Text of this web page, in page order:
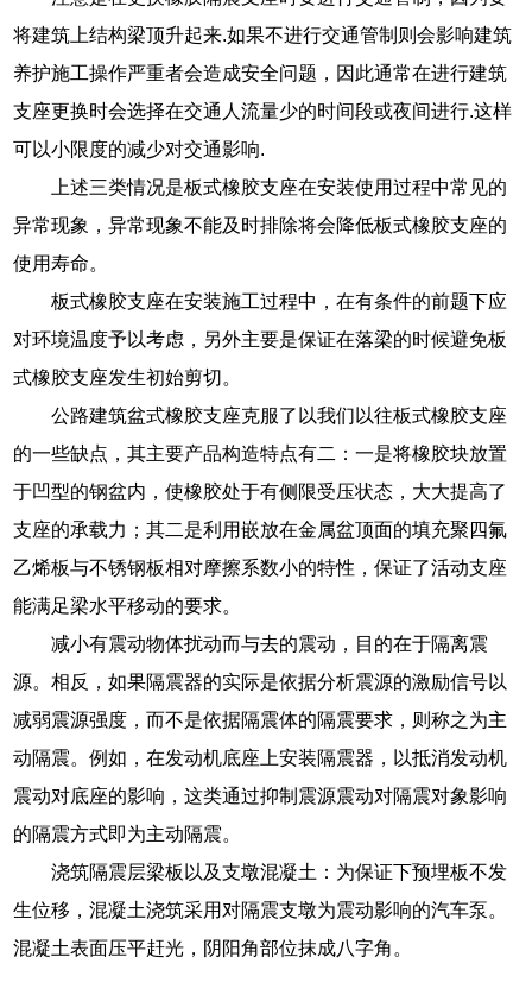
将建筑上结构梁顶升起来.如果不进行交通管制则会影响建筑
养护施工操作严重者会造成安全问题，因此通常在进行建筑
支座更换时会选择在交通人流量少的时间段或夜间进行.这样
可以小限度的减少对交通影响.
上述三类情况是板式橡胶支座在安装使用过程中常见的
异常现象，异常现象不能及时排除将会降低板式橡胶支座的
使用寿命。
板式橡胶支座在安装施工过程中，在有条件的前题下应
对环境温度予以考虑，另外主要是保证在落梁的时候避免板
式橡胶支座发生初始剪切。
公路建筑盆式橡胶支座克服了以我们以往板式橡胶支座
的一些缺点，其主要产品构造特点有二：一是将橡胶块放置
于凹型的钢盆内，使橡胶处于有侧限受压状态，大大提高了
支座的承载力；其二是利用嵌放在金属盆顶面的填充聚四氟
乙烯板与不锈钢板相对摩擦系数小的特性，保证了活动支座
能满足梁水平移动的要求。
减小有震动物体扰动而与去的震动，目的在于隔离震
源。相反，如果隔震器的实际是依据分析震源的激励信号以
减弱震源强度，而不是依据隔震体的隔震要求，则称之为主
动隔震。例如，在发动机底座上安装隔震器，以抵消发动机
震动对底座的影响，这类通过抑制震源震动对隔震对象影响
的隔震方式即为主动隔震。
浇筑隔震层梁板以及支墩混凝土：为保证下预埋板不发
生位移，混凝土浇筑采用对隔震支墩为震动影响的汽车泵。
混凝土表面压平赶光，阴阳角部位抹成八字角。